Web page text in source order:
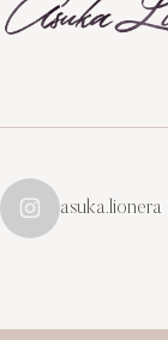
asuka.lionera